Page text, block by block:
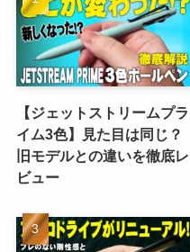
【ジェットストリームプラ
イム3色】見た目は同じ？
旧モデルとの違いを徹底レ
ビュー